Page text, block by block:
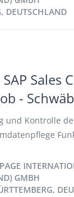
und
Ableitung
neuer
DEUTSCHLAND
SAP Sales
-
und Kontrolle
Sales
GMBH